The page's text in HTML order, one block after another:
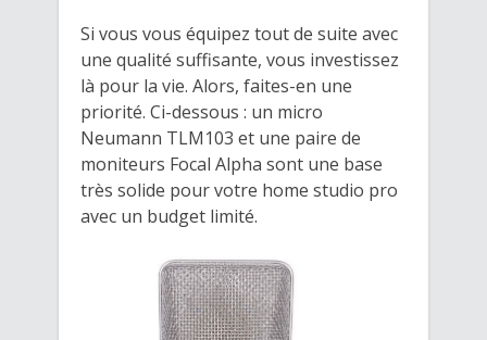
Si vous vous équipez tout de suite avec
une qualité suffisante, vous investissez
là pour la vie. Alors, faites-en une
priorité. Ci-dessous : un micro
Neumann TLM103 et une paire de
moniteurs Focal Alpha sont une base
très solide pour votre home studio pro
avec un budget limité.